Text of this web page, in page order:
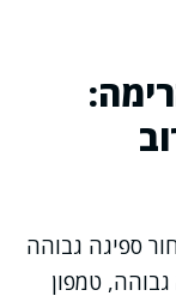
ספיגה גבוהה
טמפון